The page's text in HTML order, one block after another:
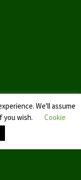
We'll assume
you wish.
Cookie